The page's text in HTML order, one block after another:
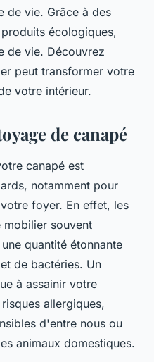
de vie. Grâce à des
écologiques,
de vie. Découvrez
peut transformer votre
votre intérieur.
de canapé
canapé est
notamment pour
foyer. En effet, les
mobilier souvent
quantité étonnante
de bactéries. Un
à assainir votre
allergiques,
d'entre nous ou
animaux domestiques.